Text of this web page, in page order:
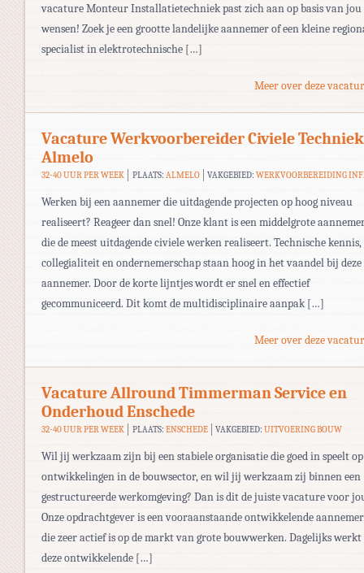
vacature Monteur Installatietechniek past zich aan op basis van jou
wensen! Zoek je een grootte landelijke aannemer of een kleine
specialist in elektrotechnische […]
Meer over deze
Vacature Werkvoorbereider Civiele Techniek
Almelo
32-40 UUR PER WEEK PLAATS: ALMELO VAKGEBIED:WERKVOORBEREIDING
Werken bij een aannemer die uitdagende projecten op hoog niveau
realiseert? Reageer dan snel! Onze klant is een middelgrote
die de meest uitdagende civiele werken realiseert. Technische kennis,
collegialiteit en ondernemerschap staan hoog in het vaandel bij deze
aannemer. Door de korte lijntjes wordt er snel en effectief
gecommuniceerd. Dit komt de multidisciplinaire aanpak […]
Meer over deze
Vacature Allround Timmerman Service en
Onderhoud Enschede
32-40 UUR PER WEEK PLAATS: ENSCHEDE VAKGEBIED:UITVOERING BOUW
Wil jij werkzaam zijn bij een stabiele organisatie die goed in speelt op
ontwikkelingen in de bouwsector, en wil jij werkzaam zij binnen een
gestructureerde werkomgeving? Dan is dit de juiste vacature voor
Onze opdrachtgever is een vooraanstaande ontwikkelende aannemer
die zeer actief is op de markt van grote bouwwerken. Dagelijks werkt
deze ontwikkelende […]